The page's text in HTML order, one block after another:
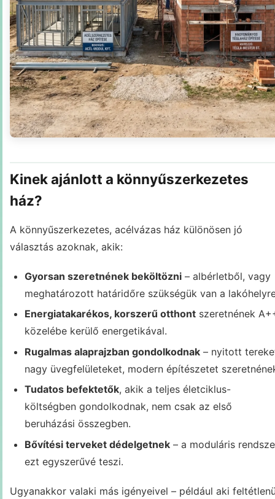
Kinek ajánlott a könnyűszerkezetes
ház?
A könnyűszerkezetes, acélvázas ház különösen jó
választás azoknak, akik:
Gyorsan szeretnének beköltözni – albérletből, vagy
meghatározott határidőre szükségük van a
Energiatakarékos, korszerű otthont szeretnének
közelébe kerülő energetikával.
Rugalmas alaprajzban gondolkodnak – nyitott
nagy üvegfelületeket, modern építészetet
Tudatos befektetők, akik a teljes életciklus-
költségben gondolkodnak, nem csak az első
beruházási összegben.
Bővítési terveket dédelgetnek – a moduláris
ezt egyszerűvé teszi.
Ugyanakkor valaki más igényeivel – például aki